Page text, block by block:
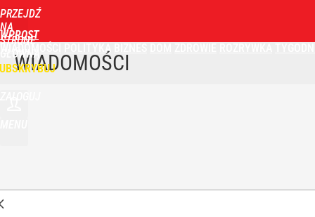
PRZEJDŹ
NA
STRONĘ
GŁÓWNĄ
WPROST
POLITYKA
WIADOMOŚCI